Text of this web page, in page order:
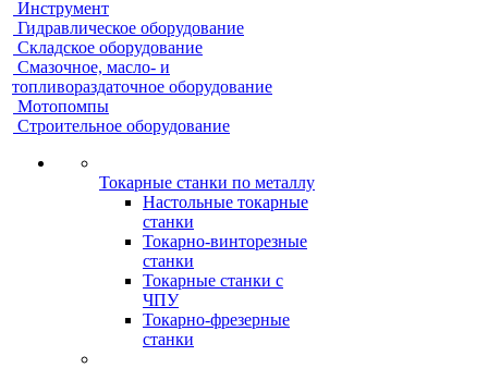
Инструмент
Гидравлическое оборудование
Складское оборудование
Смазочное, масло- и
топливораздаточное оборудование
Мотопомпы
Строительное оборудование
Токарные станки по металлу
Настольные токарные
станки
Токарно-винторезные
станки
Токарные станки с
ЧПУ
Токарно-фрезерные
станки